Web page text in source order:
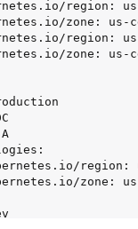
region:
region: